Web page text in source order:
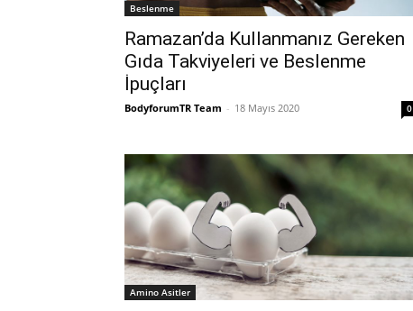
Beslenme
Ramazan’da Kullanmanız Gereken
Gıda Takviyeleri ve Beslenme
İpuçları
BodyforumTR Team - 18 Mayıs 2020 0
Amino Asitler